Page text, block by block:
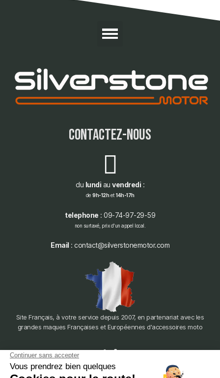
contactez-nous
du lundi au vendredi :
de 9h-12het 14h-17h
telephone : 09-74-97-29-59
non surtaxé, prix d'un appel local.
Email : contact@silverstonemotor.com
Site Français, à votre service depuis 2007, en partenariat avec les
grandes maques Françaises et Européennes d'accessoires moto